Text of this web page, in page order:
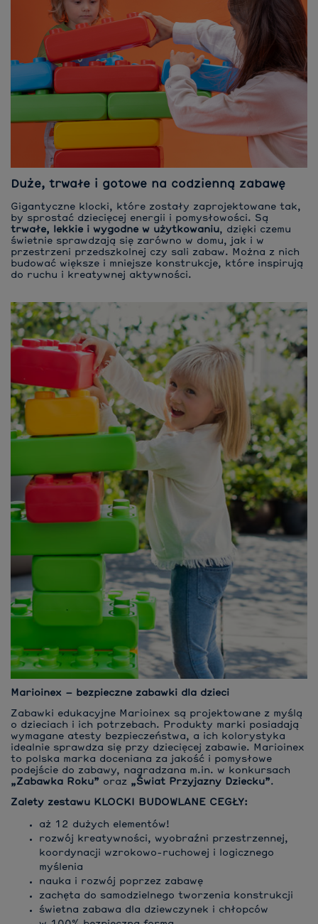
Duże, trwałe i gotowe na codzienną zabawę
Gigantyczne klocki, które zostały zaprojektowane tak,
by sprostać dziecięcej energii i pomysłowości. Są
trwałe, lekkie i wygodne w użytkowaniu, dzięki czemu
świetnie sprawdzają się zarówno w domu, jak i w
przestrzeni przedszkolnej czy sali zabaw. Można z nich
budować większe i mniejsze konstrukcje, które inspirują
do ruchu i kreatywnej aktywności.
Marioinex – bezpieczne zabawki dla dzieci
Zabawki edukacyjne Marioinex są projektowane z myślą
o dzieciach i ich potrzebach. Produkty marki posiadają
wymagane atesty bezpieczeństwa, a ich kolorystyka
idealnie sprawdza się przy dziecięcej zabawie. Marioinex
to polska marka doceniana za jakość i pomysłowe
podejście do zabawy, nagradzana m.in. w konkursach
„Zabawka Roku” oraz „Świat Przyjazny Dziecku”.
Zalety zestawu KLOCKI BUDOWLANE CEGŁY:
aż 12 dużych elementów!
rozwój kreatywności, wyobraźni przestrzennej,
koordynacji wzrokowo-ruchowej i logicznego
myślenia
nauka i rozwój poprzez zabawę
zachęta do samodzielnego tworzenia konstrukcji
świetna zabawa dla dziewczynek i chłopców